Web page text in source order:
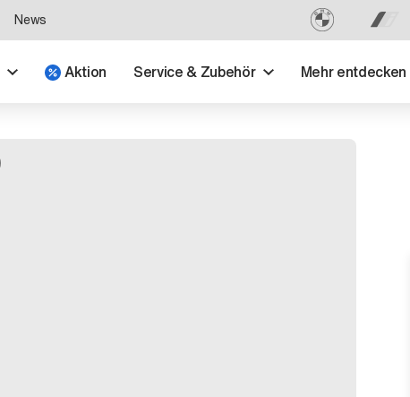
News
Aktion Service & Zubehör Mehr entdecken